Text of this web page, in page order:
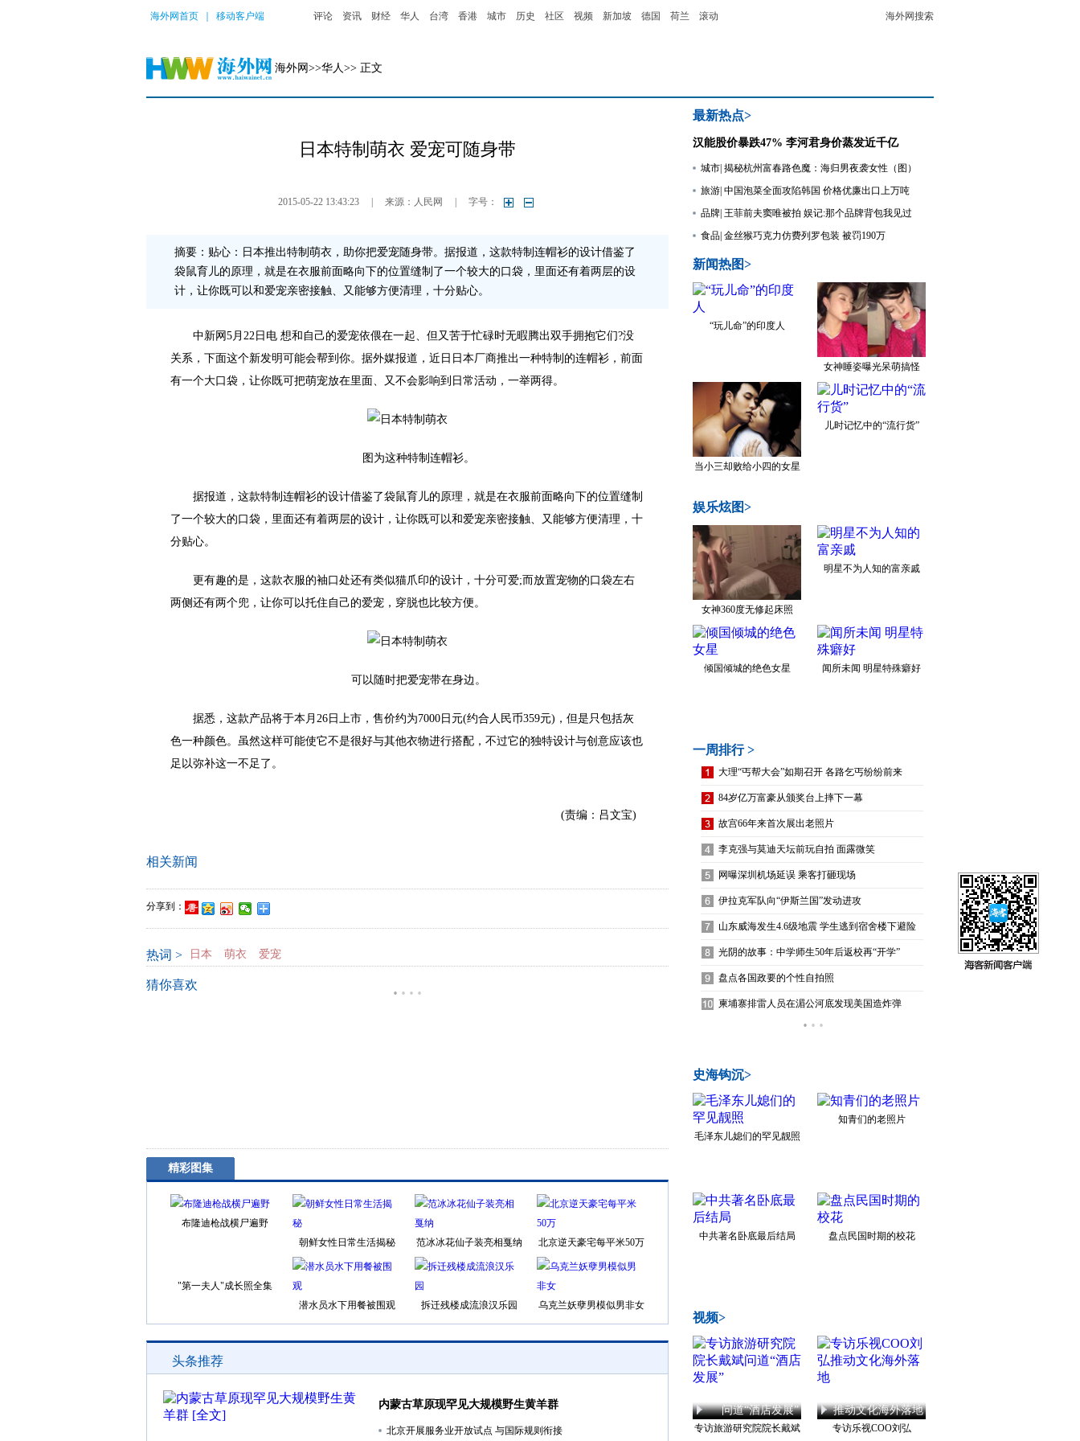
海外网搜索
海外网首页 移动客户端 评论 资讯 财经 华人 台湾 香港 城市 历史 社区 视频 新加坡 德国 荷兰 滚动
海外网 >>华人>> 正文
日本特制萌衣 爱宠可随身带
2015-05-22 13:43:23 来源：人民网 字号：
摘要：贴心：日本推出特制萌衣，助你把爱宠随身带。据报道，这款特制连帽衫的设计借鉴了
袋鼠育儿的原理，就是在衣服前面略向下的位置缝制了一个较大的口袋，里面还有着两层的设
计，让你既可以和爱宠亲密接触、又能够方便清理，十分贴心。
中新网5月22日电 想和自己的爱宠依偎在一起、但又苦于忙碌时无暇腾出双手拥抱它们?没
关系，下面这个新发明可能会帮到你。据外媒报道，近日日本厂商推出一种特制的连帽衫，前面
有一个大口袋，让你既可把萌宠放在里面、又不会影响到日常活动，一举两得。
图为这种特制连帽衫。
据报道，这款特制连帽衫的设计借鉴了袋鼠育儿的原理，就是在衣服前面略向下的位置缝制
了一个较大的口袋，里面还有着两层的设计，让你既可以和爱宠亲密接触、又能够方便清理，十
分贴心。
更有趣的是，这款衣服的袖口处还有类似猫爪印的设计，十分可爱;而放置宠物的口袋左右
两侧还有两个兜，让你可以托住自己的爱宠，穿脱也比较方便。
可以随时把爱宠带在身边。
据悉，这款产品将于本月26日上市，售价约为7000日元(约合人民币359元)，但是只包括灰
色一种颜色。虽然这样可能使它不是很好与其他衣物进行搭配，不过它的独特设计与创意应该也
足以弥补这一不足了。
(责编：吕文宝)
相关新闻
分享到：
热词 > 日本 萌衣 爱宠
猜你喜欢 ····
精彩图集
布隆迪枪战横尸遍野
朝鲜女性日常生活揭秘
范冰冰花仙子装亮相戛纳 北京逆天豪宅每平米50万
"第一夫人"成长照全集
潜水员水下用餐被围观
拆迁残楼成流浪汉乐园 乌克兰妖孽男模似男非女
头条推荐
内蒙古草原现罕见大规模野生黄羊群
北京开展服务业开放试点 与国际规则衔接
最新热点>
汉能股价暴跌47% 李河君身价蒸发近千亿
城市| 揭秘杭州富春路色魔：海归男夜袭女性（图）
旅游| 中国泡菜全面攻陷韩国 价格优廉出口上万吨
品牌| 王菲前夫窦唯被拍 娱记:那个品牌背包我见过
食品| 金丝猴巧克力仿费列罗包装 被罚190万
新闻热图>
“玩儿命”的印度人
女神睡姿曝光呆萌搞怪
当小三却败给小四的女星
儿时记忆中的“流行货”
娱乐炫图>
女神360度无修起床照
明星不为人知的富亲戚
倾国倾城的绝色女星 闻所未闻 明星特殊癖好
一周排行 >
大理“丐帮大会”如期召开 各路乞丐纷纷前来
84岁亿万富豪从颁奖台上摔下一幕
故宫66年来首次展出老照片
李克强与莫迪天坛前玩自拍 面露微笑
网曝深圳机场延误 乘客打砸现场
伊拉克军队向“伊斯兰国”发动进攻
山东威海发生4.6级地震 学生逃到宿舍楼下避险
光阴的故事：中学师生50年后返校再“开学”
盘点各国政要的个性自拍照
柬埔寨排雷人员在湄公河底发现美国造炸弹
···
史海钩沉>
毛泽东儿媳们的罕见靓照
知青们的老照片
中共著名卧底最后结局 盘点民国时期的校花
视频>
专访旅游研究院院长戴斌
问道“酒店发展”
专访乐视COO刘弘
推动文化海外落地